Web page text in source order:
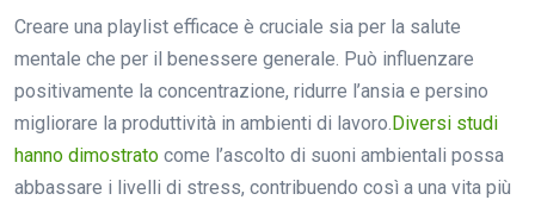
Creare una playlist efficace è cruciale sia per la salute
mentale che per il benessere generale. Può influenzare
positivamente la concentrazione, ridurre l’ansia e persino
migliorare la produttività in ambienti di lavoro.Diversi studi
hanno dimostrato come l’ascolto di suoni ambientali possa
abbassare i livelli di stress, contribuendo così a una vita più